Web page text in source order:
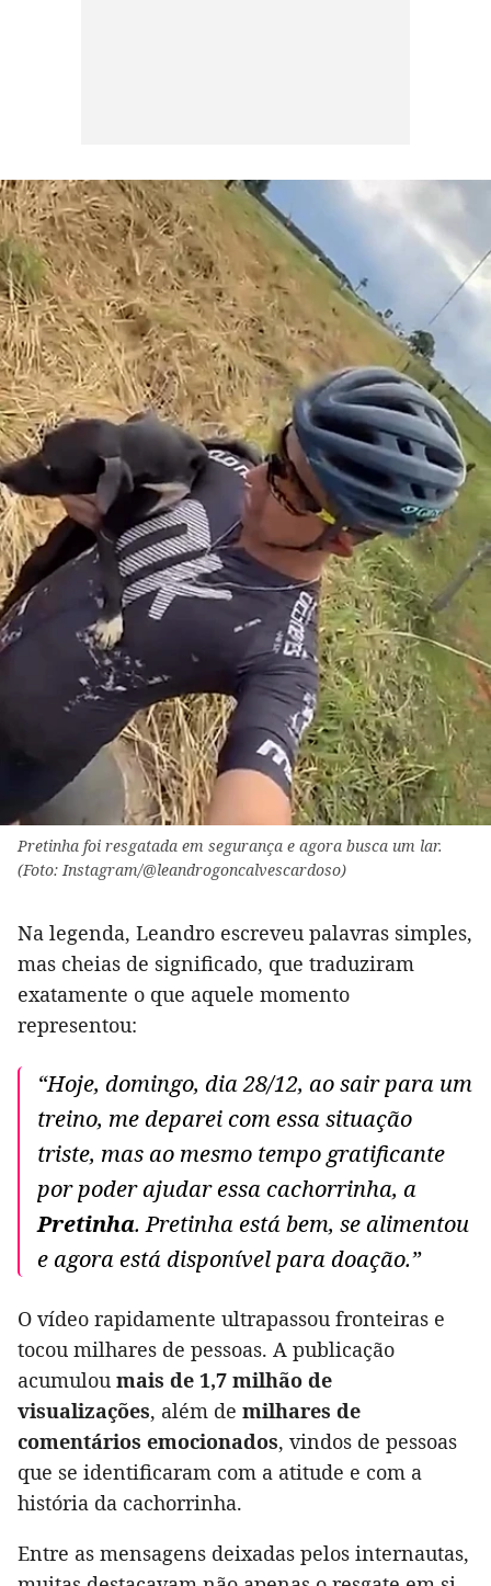
Pretinha foi resgatada em segurança e agora busca um lar.
(Foto: Instagram/@leandrogoncalvescardoso)
Na legenda, Leandro escreveu palavras simples,
mas cheias de significado, que traduziram
exatamente o que aquele momento
representou:
“Hoje, domingo, dia 28/12, ao sair para um
treino, me deparei com essa situação
triste, mas ao mesmo tempo gratificante
por poder ajudar essa cachorrinha, a
Pretinha. Pretinha está bem, se alimentou
e agora está disponível para doação.”
O vídeo rapidamente ultrapassou fronteiras e
tocou milhares de pessoas. A publicação
acumulou mais de 1,7 milhão de
visualizações, além de milhares de
comentários emocionados, vindos de pessoas
que se identificaram com a atitude e com a
história da cachorrinha.
Entre as mensagens deixadas pelos internautas,